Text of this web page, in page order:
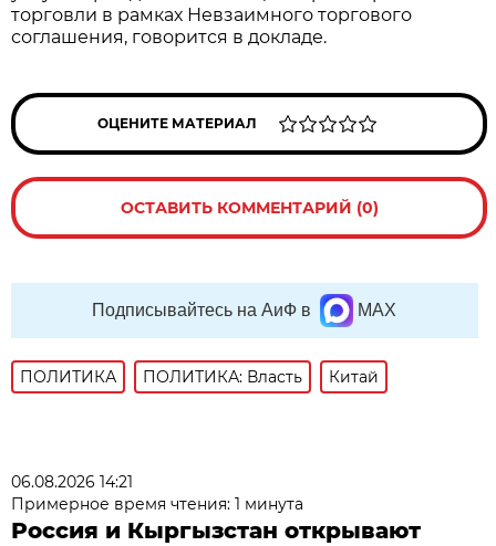
торговли в рамках Невзаимного торгового
соглашения, говорится в докладе.
ОЦЕНИТЕ МАТЕРИАЛ
ОСТАВИТЬ КОММЕНТАРИЙ (0)
Подписывайтесь на АиФ в MAX
ПОЛИТИКА ПОЛИТИКА: Власть Китай
06.08.2026 14:21
Примерное время чтения: 1 минута
Россия и Кыргызстан открывают